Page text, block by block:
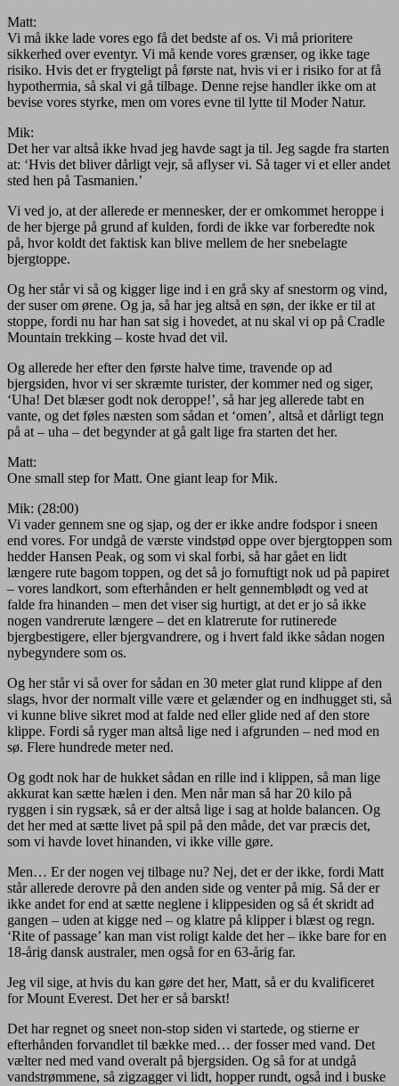
Matt:
Vi må ikke lade vores ego få det bedste af os. Vi må prioritere
sikkerhed over eventyr. Vi må kende vores grænser, og ikke tage
risiko. Hvis det er frygteligt på første nat, hvis vi er i risiko for at få
hypothermia, så skal vi gå tilbage. Denne rejse handler ikke om at
bevise vores styrke, men om vores evne til lytte til Moder Natur.
Mik:
Det her var altså ikke hvad jeg havde sagt ja til. Jeg sagde fra starten
at: ‘Hvis det bliver dårligt vejr, så aflyser vi. Så tager vi et eller andet
sted hen på Tasmanien.’
Vi ved jo, at der allerede er mennesker, der er omkommet heroppe i
de her bjerge på grund af kulden, fordi de ikke var forberedte nok
på, hvor koldt det faktisk kan blive mellem de her snebelagte
bjergtoppe.
Og her står vi så og kigger lige ind i en grå sky af snestorm og vind,
der suser om ørene. Og ja, så har jeg altså en søn, der ikke er til at
stoppe, fordi nu har han sat sig i hovedet, at nu skal vi op på Cradle
Mountain trekking – koste hvad det vil.
Og allerede her efter den første halve time, travende op ad
bjergsiden, hvor vi ser skræmte turister, der kommer ned og siger,
‘Uha! Det blæser godt nok deroppe!’, så har jeg allerede tabt en
vante, og det føles næsten som sådan et ‘omen’, altså et dårligt tegn
på at – uha – det begynder at gå galt lige fra starten det her.
Matt:
One small step for Matt. One giant leap for Mik.
Mik: (28:00)
Vi vader gennem sne og sjap, og der er ikke andre fodspor i sneen
end vores. For undgå de værste vindstød oppe over bjergtoppen som
hedder Hansen Peak, og som vi skal forbi, så har gået en lidt
længere rute bagom toppen, og det så jo fornuftigt nok ud på papiret
– vores landkort, som efterhånden er helt gennemblødt og ved at
falde fra hinanden – men det viser sig hurtigt, at det er jo så ikke
nogen vandrerute længere – det en klatrerute for rutinerede
bjergbestigere, eller bjergvandrere, og i hvert fald ikke sådan nogen
nybegyndere som os.
Og her står vi så over for sådan en 30 meter glat rund klippe af den
slags, hvor der normalt ville være et gelænder og en indhugget sti, så
vi kunne blive sikret mod at falde ned eller glide ned af den store
klippe. Fordi så ryger man altså lige ned i afgrunden – ned mod en
sø. Flere hundrede meter ned.
Og godt nok har de hukket sådan en rille ind i klippen, så man lige
akkurat kan sætte hælen i den. Men når man så har 20 kilo på
ryggen i sin rygsæk, så er der altså lige i sag at holde balancen. Og
det her med at sætte livet på spil på den måde, det var præcis det,
som vi havde lovet hinanden, vi ikke ville gøre.
Men… Er der nogen vej tilbage nu? Nej, det er der ikke, fordi Matt
står allerede derovre på den anden side og venter på mig. Så der er
ikke andet for end at sætte neglene i klippesiden og så ét skridt ad
gangen – uden at kigge ned – og klatre på klipper i blæst og regn.
‘Rite of passage’ kan man vist roligt kalde det her – ikke bare for en
18-årig dansk australer, men også for en 63-årig far.
Jeg vil sige, at hvis du kan gøre det her, Matt, så er du kvalificeret
for Mount Everest. Det her er så barskt!
Det har regnet og sneet non-stop siden vi startede, og stierne er
efterhånden forvandlet til bække med… der fosser med vand. Det
vælter ned med vand overalt på bjergsiden. Og så for at undgå
vandstrømmene, så zigzagger vi lidt, hopper rundt, også ind i buske